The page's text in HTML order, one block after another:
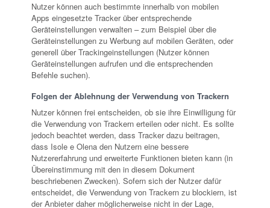
Nutzer können auch bestimmte innerhalb von mobilen
Apps eingesetzte Tracker über entsprechende
Geräteinstellungen verwalten – zum Beispiel über die
Geräteinstellungen zu Werbung auf mobilen Geräten, oder
generell über Trackingeinstellungen (Nutzer können
Geräteinstellungen aufrufen und die entsprechenden
Befehle suchen).
Folgen der Ablehnung der Verwendung von Trackern
Nutzer können frei entscheiden, ob sie ihre Einwilligung für
die Verwendung von Trackern erteilen oder nicht. Es sollte
jedoch beachtet werden, dass Tracker dazu beitragen,
dass Isole e Olena den Nutzern eine bessere
Nutzererfahrung und erweiterte Funktionen bieten kann (in
Übereinstimmung mit den in diesem Dokument
beschriebenen Zwecken). Sofern sich der Nutzer dafür
entscheidet, die Verwendung von Trackern zu blockiern, ist
der Anbieter daher möglicherweise nicht in der Lage,